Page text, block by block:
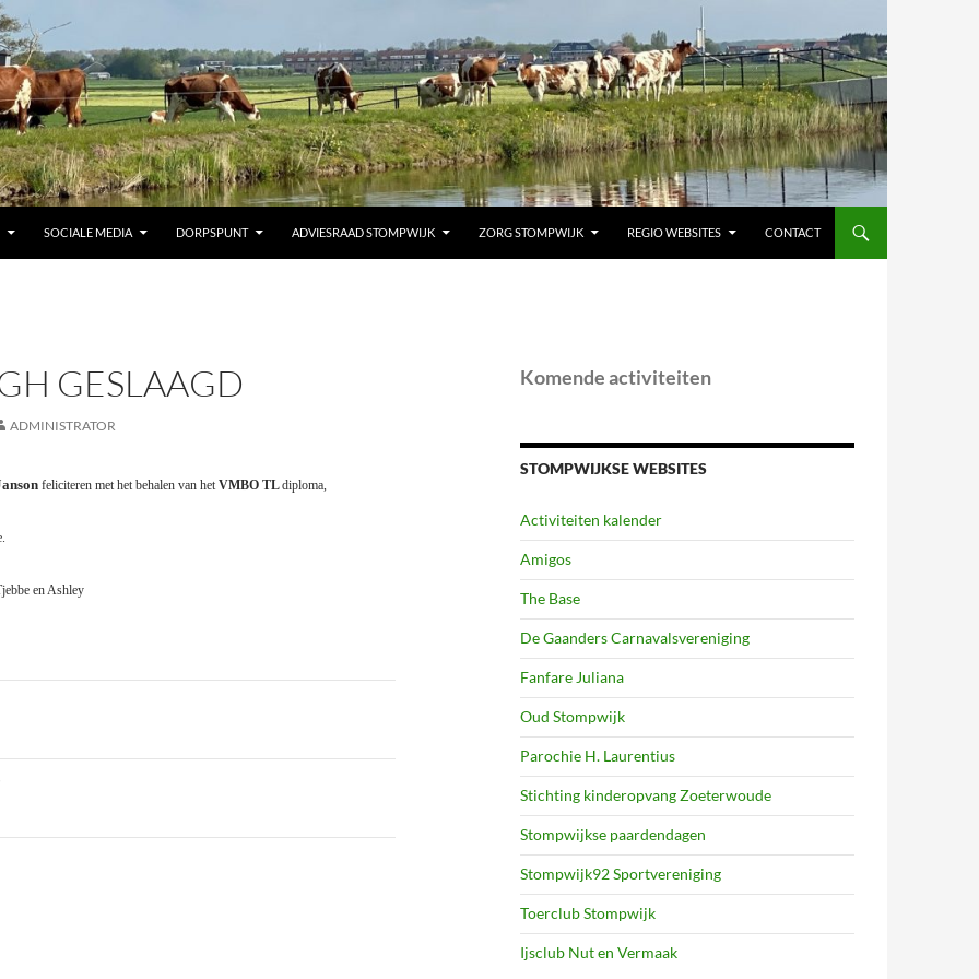
SOCIALE MEDIA DORPSPUNT ADVIESRAAD STOMPWIJK ZORG STOMPWIJK REGIO WEBSITES CONTACT
GESLAAGD
ADMINISTRATOR
feliciteren met het behalen van het VMBO TLdiploma,
en Ashley
Komende activiteiten
STOMPWIJKSE WEBSITES
Activiteiten kalender
Amigos
The Base
De Gaanders Carnavalsvereniging
Fanfare Juliana
Oud Stompwijk
Parochie H. Laurentius
Stichting kinderopvang Zoeterwoude
Stompwijkse paardendagen
Stompwijk92 Sportvereniging
Toerclub Stompwijk
Ijsclub Nut en Vermaak